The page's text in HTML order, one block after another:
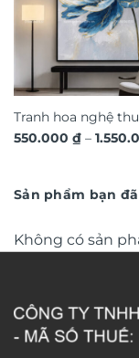
Tranh hoa nghệ
3D hiệu ứng dát
550.000 ₫ –
Sản phẩm bạn
Không có sản